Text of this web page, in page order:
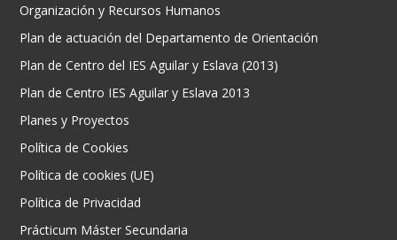
Organización y Recursos Humanos
Plan de actuación del Departamento de Orientación
Plan de Centro del IES Aguilar y Eslava (2013)
Plan de Centro IES Aguilar y Eslava 2013
Planes y Proyectos
Política de Cookies
Política de cookies (UE)
Política de Privacidad
Prácticum Máster Secundaria